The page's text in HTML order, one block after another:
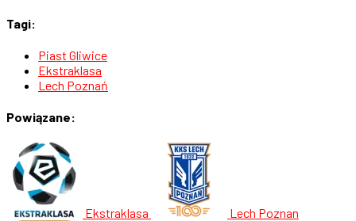
Tagi:
Piast Gliwice
Ekstraklasa
Lech Poznań
Powiązane:
Ekstraklasa Lech Poznan